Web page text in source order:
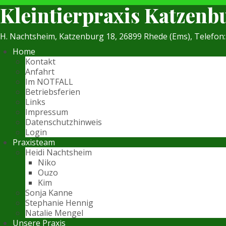
Kleintierpraxis
H. Nachtsheim, Katzenburg 18, 26899 Rhede (Ems),
Home
Kontakt
Anfahrt
Im NOTFALL
Betriebsferien
Links
Impressum
Datenschutzhinweis
Login
Praxisteam
Heidi Nachtsheim
Niko
Ouzo
Kim
Sonja Kanne
Stephanie Hennig
Natalie Mengel
Unsere Praxis